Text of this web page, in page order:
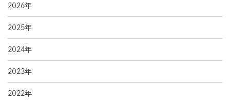
2026年
2025年
2024年
2023年
2022年